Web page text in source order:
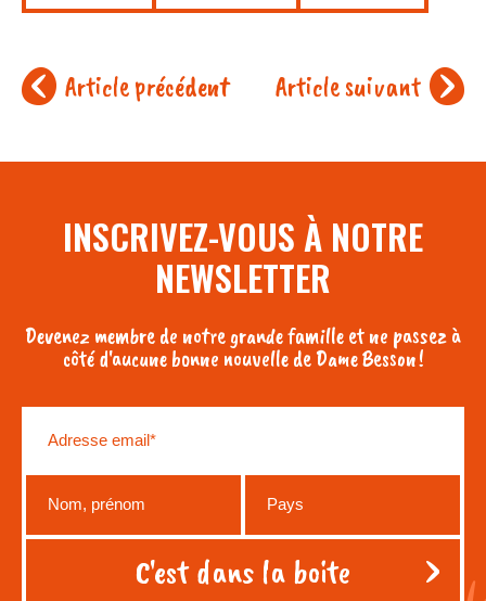
Article précédent Article suivant
INSCRIVEZ-VOUS À NOTRE
NEWSLETTER
Devenez membre de notre grande famille et ne passez à
côté d'aucune bonne nouvelle de Dame Besson !